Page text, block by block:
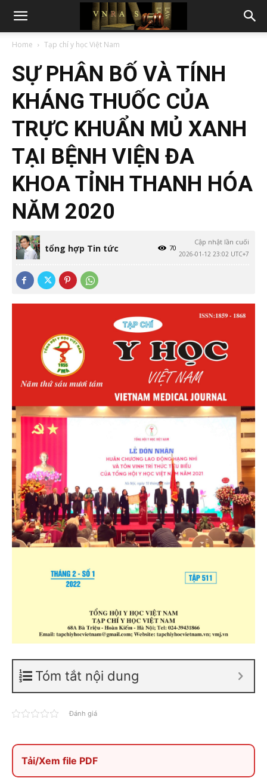
Home Tạp chí y học Việt Nam
SỰ PHÂN BỐ VÀ TÍNH
KHÁNG THUỐC CỦA
TRỰC KHUẨN MỦ XANH
TẠI BỆNH VIỆN ĐA
KHOA TỈNH THANH HÓA
NĂM 2020
tổng hợp Tin tức
Cập nhật lần cuối
2026-01-12 23:02 UTC+7
70
Tóm tắt nội dung
Đánh giá
Tải/Xem file PDF